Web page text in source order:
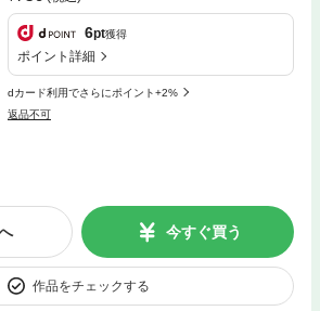
6pt獲得
ポイント詳細
dカード利用でさらにポイント+2%
返品不可
今すぐ買う
作品をチェックする